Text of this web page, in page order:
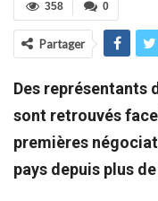
0
358
Partager
Des représentants
sont retrouvés
premières
pays depuis plus